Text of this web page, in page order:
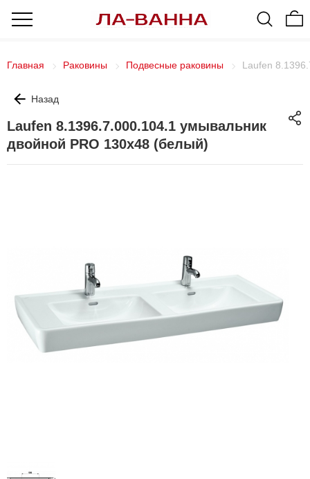
Главная Раковины Подвесные раковины Laufen
Назад
Laufen 8.1396.7.000.104.1 умывальник
двойной PRO 130х48 (белый)